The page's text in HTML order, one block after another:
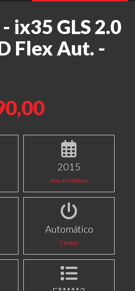
ix35 GLS 2.0
Flex Aut. -
2015
Ano do Modelo
Automático
Câmbio